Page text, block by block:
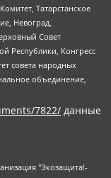
Татарстанское
Невоград,
Совет
Республики, Конгресс
совета народных
объединение,
7822/ данные
Андрей Викторович, Бекбулатова Таисия Львовна, Беляев Иван Михайлович, Владыкина Елена Сергеевна, Гельман Марат Александрович, Никульшина Вероника Юрьевна, Толоконникова Надежда Андреевна, Шендерович Виктор Анатольевич, Общество с ограниченной ответственностью "Данное сообщение", Общество с ограниченной ответственностью Издательский дом "Новая глава", Айнбиндер Александра Александровна, Московский комьюнити-центр для ЛГБТ+инициатив, Благотворительный фонд развития филантропии, Deutsche Welle (Германия, Kurt-Schumacher-Strasse 3, 53113 Bonn), Борзунова Мария Михайловна, Воробьев Виктор Викторович, Голубева Анна Львовна, Константинова Алла Михайловна, Малкова Ирина Владимировна, Мурадов Мурад Абдулгалимович, Осетинская Елизавета Николаевна, Понасенков Евгений Николаевич, Ганапольский Матвей Юрьевич, Киселев Евгений Алексеевич, Борухович Ирина Григорьевна, Дремин Иван Тимофеевич, Дубровский Дмитрий Викторович, Красноярская региональная общественная организация поддержки и развития альтернативных образовательных технологий и межкультурных коммуникаций "ИНТЕРРА", Маяковская Екатерина Алексеевна, Фейгин Марк Захарович, Филимонов Андрей Викторович, Дзугкоева Регина Николаевна, Доброхотов Роман Александрович, Дудь Юрий Александрович, Елкин Сергей Владимирович, Кругликов Кирилл Игоревич, Сабунаева Мария Леонидовна, Семенов Алексей Владимирович, Шаинян Карен Багратович, Шульман Екатерина Михайловна, Асафьев Артур Валерьевич, Вахштайн Виктор Семенович, Венедиктов Алексей Алексеевич, Лушникова Екатерина Евгеньевна, Волков Леонид Михайлович, Невзоров Александр Глебович, Пархоменко Сергей Борисович, Сироткин Ярослав Николаевич, Кара-Мурза Владимир Владимирович, Баранова Наталья Владимировна, Гозман Леонид Яковлевич, Кагарлицкий Борис Юльевич, Климарев Михаил Валерьевич, Милов Владимир Станиславович, Автономная некоммерческая организация Краснодарский центр современного искусства "Типография", Моргенштерн Алишер Тагирович, Соболь Любовь Эдуардовна, Общество с ограниченной ответственностью "ЛИЗА НОРМ", Каспаров Гарри Кимович, Ходорковский Михаил Борисович, Общество с ограниченной ответственностью "Апрельские тезисы", Данилович Ирина Брониславовна, Кашин Олег Владимирович, Петров Николай Владимирович, Пивоваров Алексей Владимирович, Соколов Михаил Владимирович, Цветкова Юлия Владимировна, Чичваркин Евгений Александрович, Комитет против пыток/Команда против пыток, Общество с ограниченной ответственностью "Первый научный", Общество с ограниченной ответственностью "Вертолет и ко", Белоцерковская Вероника Борисовна, Кац Максим Евгеньевич, Лазарева Татьяна Юрьевна, Шаведдинов Руслан Табризович, Яшин Илья Валерьевич, Общество с ограниченной ответственностью "Иноагент ААВ", Алешковский Дмитрий Петрович, Альбац Евгения Марковна, Быков Дмитрий Львович, Галямина Юлия Евгеньевна, Лойко Сергей Леонидович, Мартынов Кирилл Константинович, Медведев Сергей Александрович, Крашенинников Федор Геннадиевич, Гордеева Катерина Вл